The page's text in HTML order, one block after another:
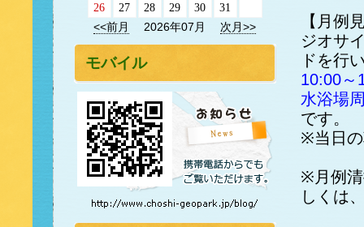
【月例
ジオサ
ドを行
10:00～
水浴場
です。
※当日
※月例清
しくは
26
27 28 29 30
31
<<前月
2026年07月 次月>>
モバイル